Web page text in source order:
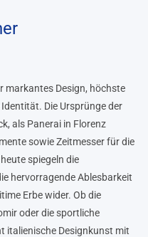
markantes Design, höchste
Die Ursprünge der
als Panerai in Florenz
sowie Zeitmesser für die
spiegeln die
hervorragende Ablesbarkeit
Erbe wider. Ob die
oder die sportliche
italienische Designkunst mit